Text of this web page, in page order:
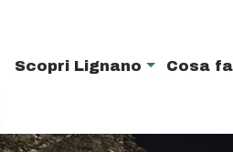
Scopri Lignano Cosa